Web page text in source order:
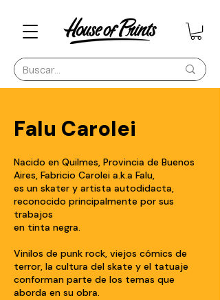
Falu Carolei
Nacido en Quilmes, Provincia de Buenos
Aires, Fabricio Carolei a.k.a Falu,
es un skater y artista autodidacta,
reconocido principalmente por sus
trabajos
en tinta negra.
Vinilos de punk rock, viejos cómics de
terror, la cultura del skate y el tatuaje
conforman parte de los temas que
aborda en su obra.